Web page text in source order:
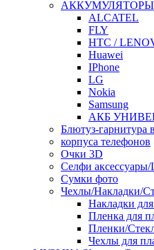
ALCATEL
FLY
HTC /
Huawei
IPhone
LG
Nokia
Samsung
АКБ
Блютуз-гарнитура
корпуса телефонов
Очки 3D
Селфи
Сумки фото
Чехлы/Накладки/
Накладки
Пленка для
Пленки/
Чехлы для